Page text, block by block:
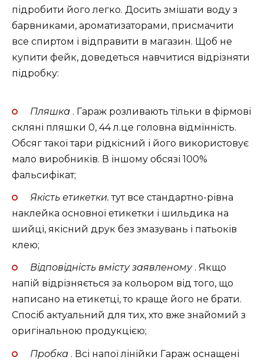
підробити його легко. Досить змішати воду з
барвниками, ароматизаторами, присмачити
все спиртом і відправити в магазин. Щоб не
купити фейк, доведеться навчитися відрізняти
підробку:
Пляшка. Гараж розливають тільки в фірмові
скляні пляшки 0, 44 л.це головна відмінність.
Обсяг такої тари рідкісний і його використовує
мало виробників. В іншому обсязі 100%
фальсифікат;
Якість етикетки. тут все стандартно-рівна
наклейка основної етикетки і шильдика на
шийці, якісний друк без змазувань і патьоків
клею;
Відповідність вмісту заявленому. Якщо
напій відрізняється за кольором від того, що
написано на етикетці, то краще його не брати.
Спосіб актуальний для тих, хто вже знайомий з
оригінальною продукцією;
Пробка. Всі напої лінійки Гараж оснащені